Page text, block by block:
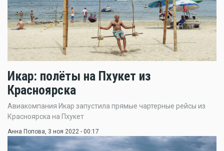
Икар: полёты на Пхукет из
Красноярска
Авиакомпания Икар запустила прямые чартерные рейсы из
Красноярска на Пхукет
Анна Попова , 3 ноя 2022 - 00:17